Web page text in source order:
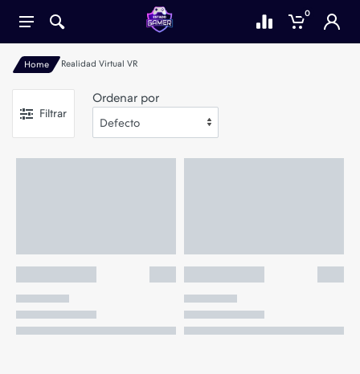
0
Home Realidad Virtual VR
Filtrar
Ordenar por